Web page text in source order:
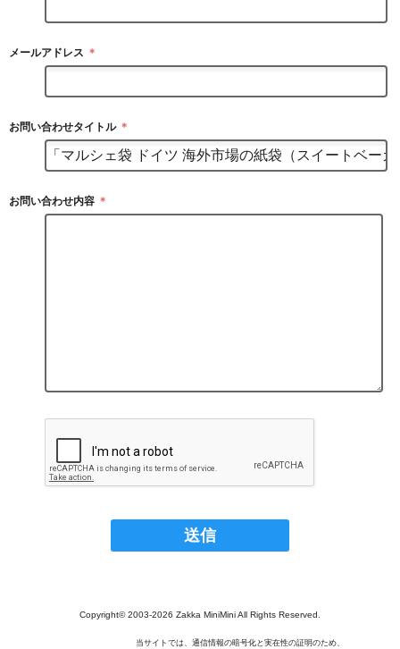
メールアドレス ＊
お問い合わせタイトル ＊
お問い合わせ内容 ＊
Copyright© 2003‐2026 Zakka MiniMini All Rights Reserved.
当サイトでは、通信情報の暗号化と実在性の証明のため、